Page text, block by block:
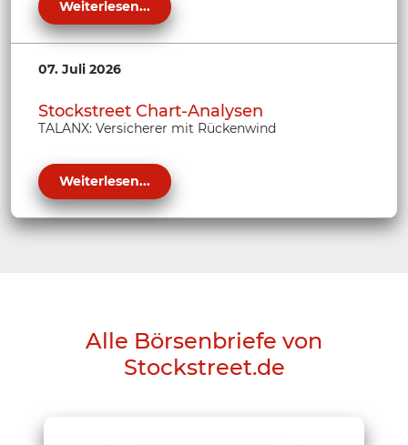
Weiterlesen...
07. Juli 2026
Stockstreet Chart-Analysen
TALANX: Versicherer mit Rückenwind
Weiterlesen...
Alle Börsenbriefe von
Stockstreet.de